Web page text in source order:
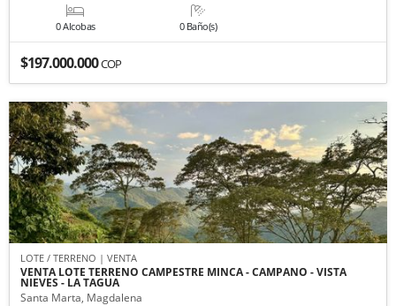
0 Alcobas 0 Baño(s)
$197.000.000COP
LOTE / TERRENO | VENTA
VENTA LOTE TERRENO CAMPESTRE MINCA - CAMPANO - VISTA
NIEVES - LA TAGUA
Santa Marta, Magdalena